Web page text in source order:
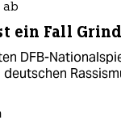
ab
ein Fall
DFB-